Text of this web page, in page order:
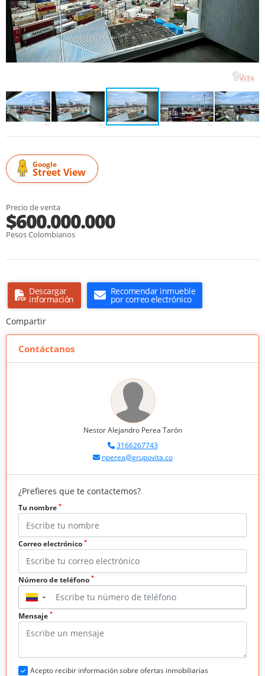
Google
Street View
Precio de venta
$600.000.000
Pesos Colombianos
Descargar
información
Recomendar inmueble
por correo electrónico
Compartir
Contáctanos
Nestor Alejandro Perea Tarón
3166267743
nperea@grupovita.co
¿Prefieres que te contactemos?
Tu nombre *
Correo electrónico *
Número de teléfono *
▼
Mensaje *
Acepto recibir información sobre ofertas inmobiliarias